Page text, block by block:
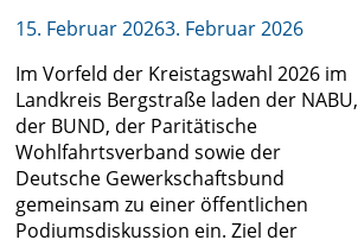
15. Februar 20263. Februar 2026
Im Vorfeld der Kreistagswahl 2026 im
Landkreis Bergstraße laden der NABU,
der BUND, der Paritätische
Wohlfahrtsverband sowie der
Deutsche Gewerkschaftsbund
gemeinsam zu einer öffentlichen
Podiumsdiskussion ein. Ziel der